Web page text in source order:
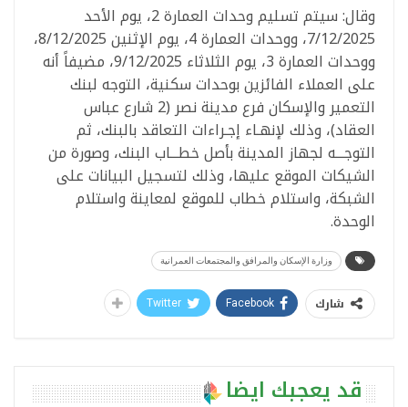
وقال: سيتم تسليم وحدات العمارة 2، يوم الأحد
7/12/2025، ووحدات العمارة 4، يوم الإثنين 8/12/2025،
ووحدات العمارة 3، يوم الثلاثاء 9/12/2025، مضيفاً أنه
على العملاء الفائزين بوحدات سكنية، التوجه لبنك
التعمير والإسكان فرع مدينة نصر (2 شارع عباس
العقاد)، وذلك لإنهـاء إجـراءات التعاقد بالبنك، ثم
التوجـــه لجهاز المدينة بأصل خطـــاب البنك، وصورة من
الشيكات الموقع عليها، وذلك لتسجيل البيانات على
الشبكة، واستلام خطاب للموقع لمعاينة واستلام
الوحدة.
وزارة الإسكان والمرافق والمجتمعات العمرانية
شارك Facebook
Twitter
قد يعجبك ايضا